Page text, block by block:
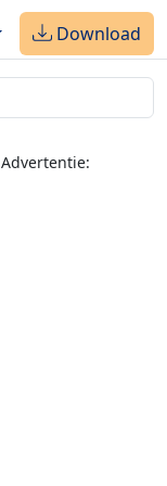
Download
Advertentie: